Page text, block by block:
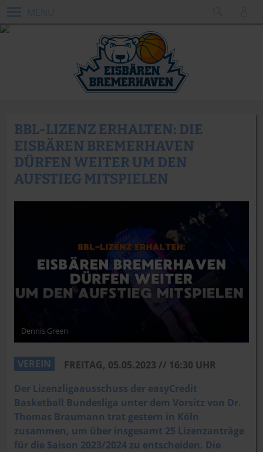
BBL-LIZENZ ERHALTEN: DIE
EISBÄREN BREMERHAVEN
DÜRFEN WEITER UM DEN
AUFSTIEG MITSPIELEN
Dennis Green
VEREIN
FREITAG, 05.05.2023 // 16:30 UHR
Der Lizenzligaausschuss der easyCredit
Basketball Bundesliga unter dem Vorsitz von Dr.
Thomas Braumann trat gestern in Köln
zusammen, um über insgesamt 25 Lizenzanträge
für die Saison 2023/2024 zu entscheiden. Die